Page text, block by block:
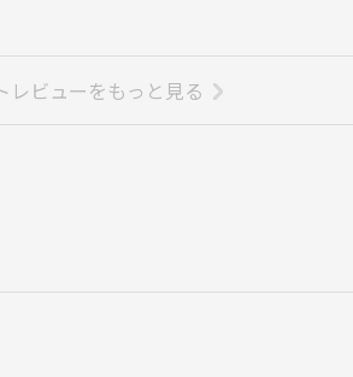
レビューをもっと見る